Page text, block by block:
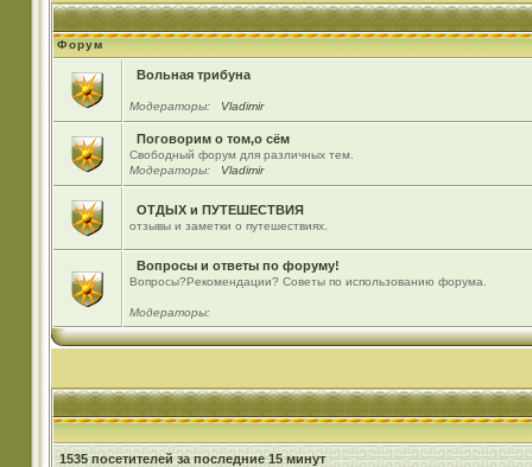
Форум
Вольная трибуна
Модераторы: Vladimir
Поговорим о том,о сём
Свободный форум для различных тем.
Модераторы:
Vladimir
ОТДЫХ и ПУТЕШЕСТВИЯ
отзывы и заметки о путешествиях.
Вопросы и ответы по форуму!
Вопросы?Рекомендации? Советы по использованию форума.
Модераторы:
1535 посетителей за последние 15 минут